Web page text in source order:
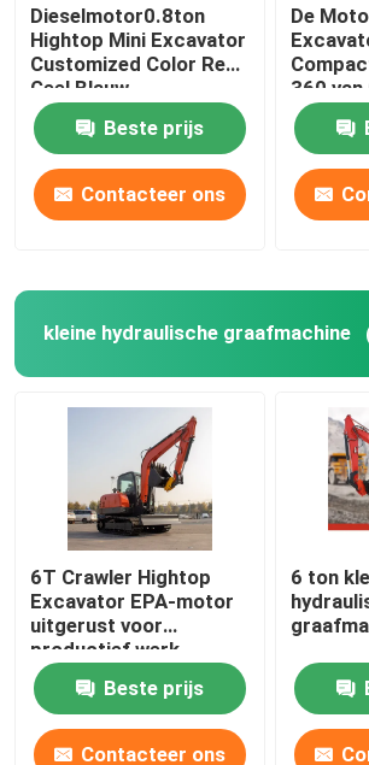
Het Schuimmachine van de
De Machine van de Polyureanevel
Polyureachemisch product
Opheffend het Werkplatform
De Toebehoren van het
Polyurethaanchemisch product
Dieselmotor0.8ton
Hightop Mini Excavator
Customized Color Red
Geel Blauw
Beste prijs
Contacteer ons
De
360 van
roteert
kleine hydraulische graafmachine
6T Crawler Hightop
Excavator EPA-motor
uitgerust voor
productief werk
Beste prijs
Contacteer ons
6 ton